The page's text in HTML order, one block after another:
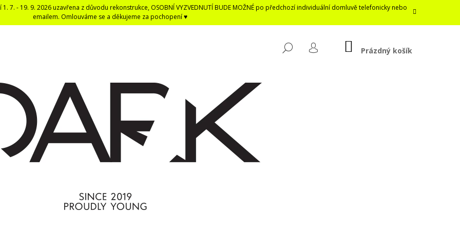
7. - 19. 9. 2026 uzavřena z důvodu rekonstrukce, OSOBNÍ VYZVEDNUTÍ BUDE MOŽNÉ po předchozí individuální domluvě telefonicky nebo
emailem. Omlouváme se a děkujeme za pochopení ♥
HLEDAT
PŘIHLÁŠENÍ
NÁKUPNÍ
KOŠÍK
Prázdný košík
HLEDAT
DOPORUČUJEME